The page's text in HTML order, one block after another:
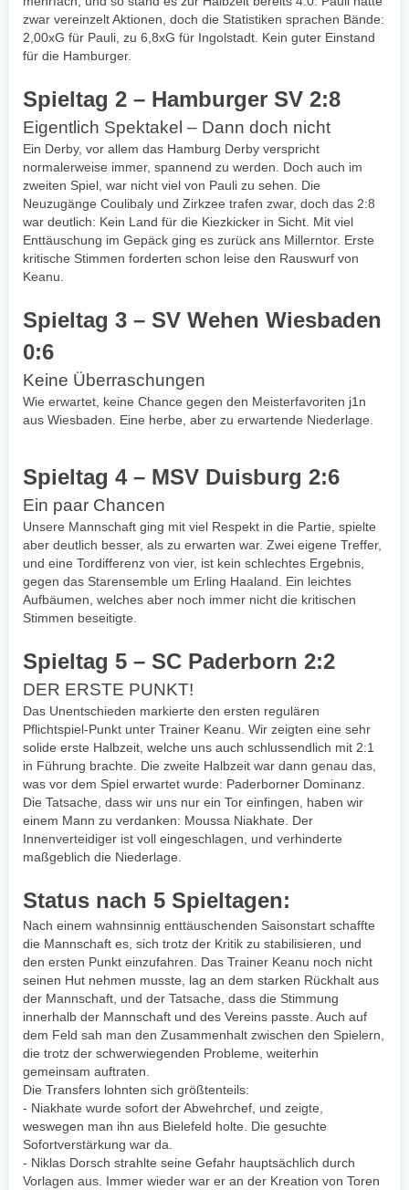
zwar vereinzelt Aktionen, doch die Statistiken sprachen Bände:
2,00xG für Pauli, zu 6,8xG für Ingolstadt. Kein guter Einstand
für die Hamburger.
Spieltag 2 – Hamburger SV 2:8
Eigentlich Spektakel – Dann doch nicht
Ein Derby, vor allem das Hamburg Derby verspricht
normalerweise immer, spannend zu werden. Doch auch im
zweiten Spiel, war nicht viel von Pauli zu sehen. Die
Neuzugänge Coulibaly und Zirkzee trafen zwar, doch das 2:8
war deutlich: Kein Land für die Kiezkicker in Sicht. Mit viel
Enttäuschung im Gepäck ging es zurück ans Millerntor. Erste
kritische Stimmen forderten schon leise den Rauswurf von
Keanu.
Spieltag 3 – SV Wehen Wiesbaden
0:6
Keine Überraschungen
Wie erwartet, keine Chance gegen den Meisterfavoriten j1n
aus Wiesbaden. Eine herbe, aber zu erwartende Niederlage.
Spieltag 4 – MSV Duisburg 2:6
Ein paar Chancen
Unsere Mannschaft ging mit viel Respekt in die Partie, spielte
aber deutlich besser, als zu erwarten war. Zwei eigene Treffer,
und eine Tordifferenz von vier, ist kein schlechtes Ergebnis,
gegen das Starensemble um Erling Haaland. Ein leichtes
Aufbäumen, welches aber noch immer nicht die kritischen
Stimmen beseitigte.
Spieltag 5 – SC Paderborn 2:2
DER ERSTE PUNKT!
Das Unentschieden markierte den ersten regulären
Pflichtspiel-Punkt unter Trainer Keanu. Wir zeigten eine sehr
solide erste Halbzeit, welche uns auch schlussendlich mit 2:1
in Führung brachte. Die zweite Halbzeit war dann genau das,
was vor dem Spiel erwartet wurde: Paderborner Dominanz.
Die Tatsache, dass wir uns nur ein Tor einfingen, haben wir
einem Mann zu verdanken: Moussa Niakhate. Der
Innenverteidiger ist voll eingeschlagen, und verhinderte
maßgeblich die Niederlage.
Status nach 5 Spieltagen:
Nach einem wahnsinnig enttäuschenden Saisonstart schaffte
die Mannschaft es, sich trotz der Kritik zu stabilisieren, und
den ersten Punkt einzufahren. Das Trainer Keanu noch nicht
seinen Hut nehmen musste, lag an dem starken Rückhalt aus
der Mannschaft, und der Tatsache, dass die Stimmung
innerhalb der Mannschaft und des Vereins passte. Auch auf
dem Feld sah man den Zusammenhalt zwischen den Spielern,
die trotz der schwerwiegenden Probleme, weiterhin
gemeinsam auftraten.
Die Transfers lohnten sich größtenteils:
- Niakhate wurde sofort der Abwehrchef, und zeigte,
weswegen man ihn aus Bielefeld holte. Die gesuchte
Sofortverstärkung war da.
- Niklas Dorsch strahlte seine Gefahr hauptsächlich durch
Vorlagen aus. Immer wieder war er an der Kreation von Toren